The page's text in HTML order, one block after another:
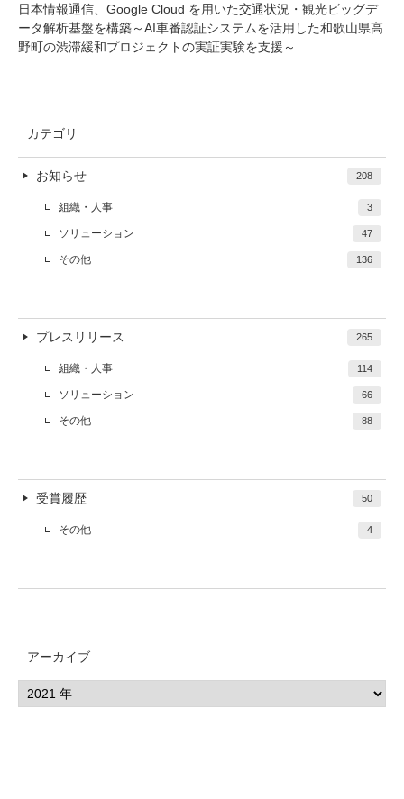
日本情報通信、Google Cloud を用いた交通状況・観光ビッグデ
ータ解析基盤を構築～AI車番認証システムを活用した和歌山県高
野町の渋滞緩和プロジェクトの実証実験を支援～
カテゴリ
お知らせ 208
組織・人事 3
ソリューション 47
その他 136
プレスリリース 265
組織・人事 114
ソリューション 66
その他 88
受賞履歴 50
その他 4
アーカイブ